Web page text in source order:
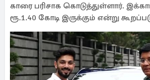
காரை பரிசாக கொடுத்துள்ளார்.
ரூ.1.40 கோடி இருக்கும் என்று